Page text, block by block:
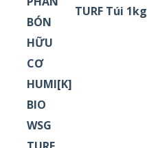
TURF Túi 1kg